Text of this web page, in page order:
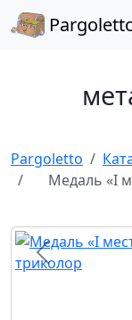
Pargoletto
Медаль «I
Назад